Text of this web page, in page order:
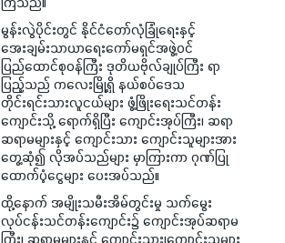
မွန်းလွဲပိုင်းတွင် နိုင်ငံတော်လုံခြုံရေးနှင့်
အေးချမ်းသာယာရေးကော်မရှင်အဖွဲ့ဝင်
ပြည်ထောင်စုဝန်ကြီး ဒုတိယဗိုလ်ချုပ်ကြီး ရာ
ပြည့်သည် ကလေးမြို့ရှိ နယ်စပ်ဒေသ
တိုင်းရင်းသားလူငယ်များ ဖွံ့ဖြိုးရေးသင်တန်း
ကျောင်းသို့ ရောက်ရှိပြီး ကျောင်းအုပ်ကြီး၊ ဆရာ
ဆရာမများနှင့် ကျောင်းသား ကျောင်းသူများအား
တွေ့ဆုံ၍ လိုအပ်သည်များ မှာကြားကာ ဂုဏ်ပြု
ထောက်ပံ့ငွေများ ပေးအပ်သည်။
ထို့နောက် အမျိုးသမီးအိမ်တွင်းမှု သက်‌မွေး
လုပ်ငန်းသင်တန်းကျောင်း၌ ကျောင်းအုပ်ဆရာမ
ကြီး၊ ဆရာမများနှင့် ကျောင်းသား၊ကျောင်းသူများ